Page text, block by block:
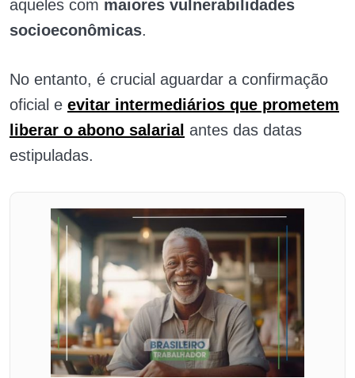
aqueles com maiores vulnerabilidades
socioeconômicas.
No entanto, é crucial aguardar a confirmação
oficial e evitar intermediários que prometem
liberar o abono salarial antes das datas
estipuladas.